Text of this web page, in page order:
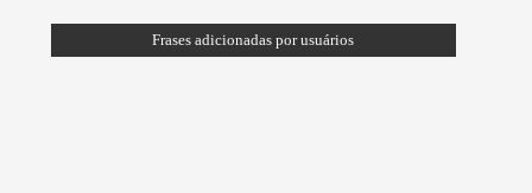
Frases adicionadas por usuários